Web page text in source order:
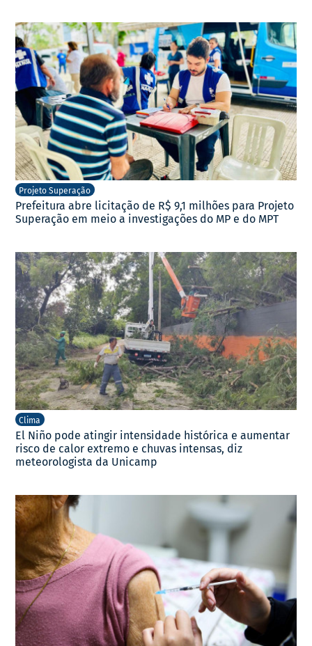
Projeto Superação
Prefeitura abre licitação de R$ 9,1 milhões para Projeto
Superação em meio a investigações do MP e do MPT
Clima
El Niño pode atingir intensidade histórica e aumentar
risco de calor extremo e chuvas intensas, diz
meteorologista da Unicamp